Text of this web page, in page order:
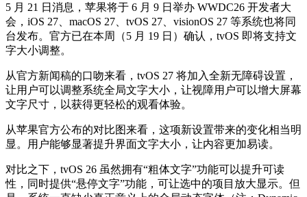
5 月 21 日消息，苹果将于 6 月 9 日举办 WWDC26 开发者大
会，iOS 27、macOS 27、tvOS 27、visionOS 27 等系统也将同
台发布。官方已在本周（5 月 19 日）确认，tvOS 即将支持文
字大小调整。
从官方新闻稿的口吻来看，tvOS 27 将加入全新无障碍设置，
让用户可以调整系统全局文字大小，让视障用户可以增大屏幕
文字尺寸，以获得更轻松的观看体验。
从苹果官方公布的对比图来看，这项新设置带来的变化相当明
显。用户能够显著提升界面文字大小，让内容更加易读。
对比之下，tvOS 26 虽然拥有“粗体文字”功能可以提升可读
性，同时提供“悬停文字”功能，可让选中的项目放大显示。但